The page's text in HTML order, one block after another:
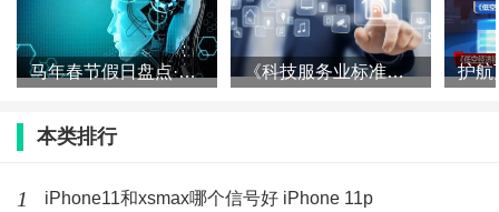
马年春节假日盘点·科技篇|融入传统年俗 加快应用落地——机器 《科技服务业标准体系建设指南（2025版）》发布
本类排行
1 iPhone11和xsmax哪个信号好 iPhone 11p